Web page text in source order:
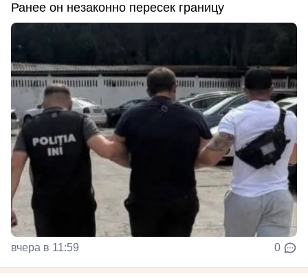
Ранее он незаконно пересек границу
вчера в 11:59 0